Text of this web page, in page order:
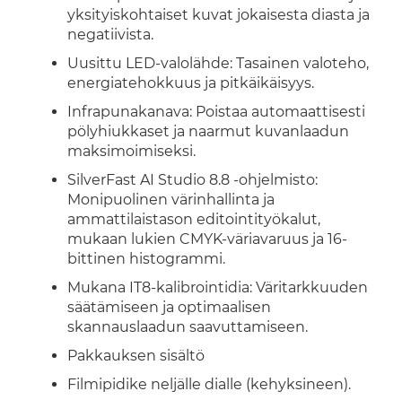
yksityiskohtaiset kuvat jokaisesta diasta ja
negatiivista.
Uusittu LED-valolähde: Tasainen valoteho,
energiatehokkuus ja pitkäikäisyys.
Infrapunakanava: Poistaa automaattisesti
pölyhiukkaset ja naarmut kuvanlaadun
maksimoimiseksi.
SilverFast AI Studio 8.8 -ohjelmisto:
Monipuolinen värinhallinta ja
ammattilaistason editointityökalut,
mukaan lukien CMYK-väriavaruus ja 16-
bittinen histogrammi.
Mukana IT8-kalibrointidia: Väritarkkuuden
säätämiseen ja optimaalisen
skannauslaadun saavuttamiseen.
Pakkauksen sisältö
Filmipidike neljälle dialle (kehyksineen).